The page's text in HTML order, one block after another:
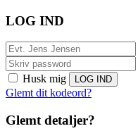
LOG IND
Husk mig
Glemt dit kodeord?
Glemt detaljer?